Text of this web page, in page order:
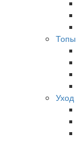
Топы
Уход